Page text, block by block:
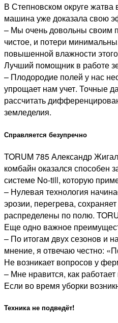
В Степновском округе
машина уже доказала свою
– Мы очень довольны своим
чистое, и потери
повышенной влажности
Лучший помощник в работе
– Плодородие полей у нас
упрощает нам учет. Точные
рассчитать
земледелия.
Справляется безупречно
TORUM 785 Александр
комбайн оказался способен
системе No-till, которую
– Нулевая технология
эрозии, перегрева,
распределены по полю.
Еще одно важное
– По итогам двух сезонов и
мнение, я отвечаю честно:
Не возникает вопросов у
– Мне нравится, как
Если во время уборки
Техника не подведёт!